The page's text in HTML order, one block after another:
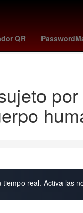
QR
cuándo es el día
juega mexico vs corea
real. Activa las